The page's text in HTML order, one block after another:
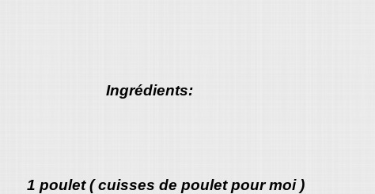
Ingrédients:
1 poulet ( cuisses de poulet pour moi )